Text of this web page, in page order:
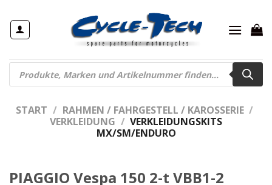
Inhalt
springen
Products
search
START / RAHMEN / FAHRGESTELL / KAROSSERIE /
VERKLEIDUNG / VERKLEIDUNGSKITS
MX/SM/ENDURO
PIAGGIO Vespa 150 2-t VBB1-2